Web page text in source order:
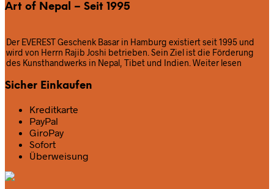
Art of Nepal – Seit 1995
Der EVEREST Geschenk Basar in Hamburg existiert seit 1995 und
wird von Herrn Rajib Joshi betrieben. Sein Ziel ist die Förderung
des Kunsthandwerks in Nepal, Tibet und Indien. Weiter lesen
Sicher Einkaufen
Kreditkarte
PayPal
GiroPay
Sofort
Überweisung